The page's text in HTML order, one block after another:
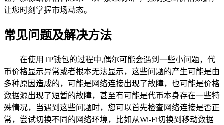
让您时刻掌握市场动态。
常见问题及解决方法
在使用TP钱包的过程中,偶尔可能会遇到一些小问题，代
币价格显示异常或者根本无法显示，这些问题的产生可能是由
多种原因造成的，可能是网络连接出现了故障，也可能是价格
数据源出现了短暂的故障，甚至有可能是代币本身存在一些特
殊情况，当遇到这些问题时，您可以首先检查网络连接是否正
常，尝试切换不同的网络环境，比如从Wi-Fi切换到移动数据